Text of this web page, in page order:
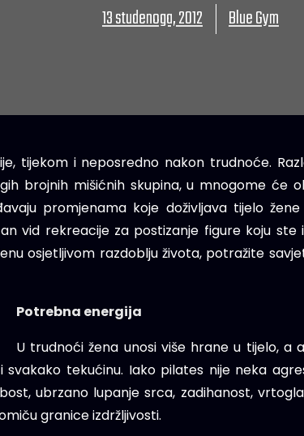
13 studenoga, 2012 Blue Gym
tijekom i neposredno nakon trudnoće.
brojnih mišićnih skupina, u mnogome će
promjenama koje doživljava tijelo
vid rekreacije za postizanje figure koju
osjetljivom razdoblju života, potražite
Potrebna energija
U trudnoći žena unosi više hrane u tijelo,
i svakako tekućinu. Iako pilates nije neka
ubrzano lupanje srca, zadihanost,
granice izdržljivosti.